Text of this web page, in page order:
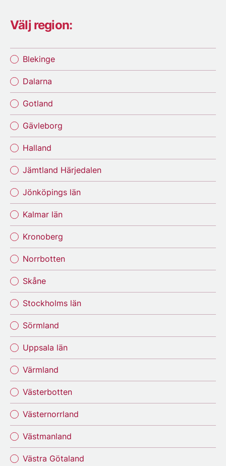
Välj region:
Blekinge
Dalarna
Gotland
Gävleborg
Halland
Jämtland Härjedalen
Jönköpings län
Kalmar län
Kronoberg
Norrbotten
Skåne
Stockholms län
Sörmland
Uppsala län
Värmland
Västerbotten
Västernorrland
Västmanland
Västra Götaland